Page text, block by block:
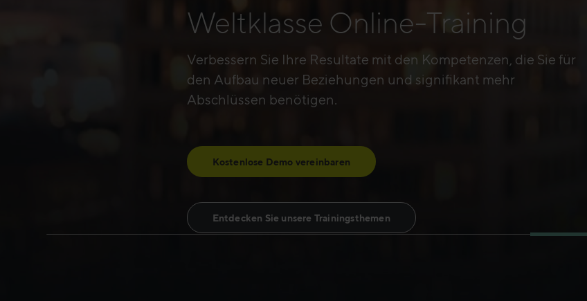
Erfolgsgeschichten
Weltklasse Online-Training
Verbessern Sie Ihre Resultate mit den Kompetenzen, die Sie für
den Aufbau neuer Beziehungen und signifikant mehr
Abschlüssen benötigen.
Kostenlose Demo vereinbaren
Entdecken Sie unsere Trainingsthemen